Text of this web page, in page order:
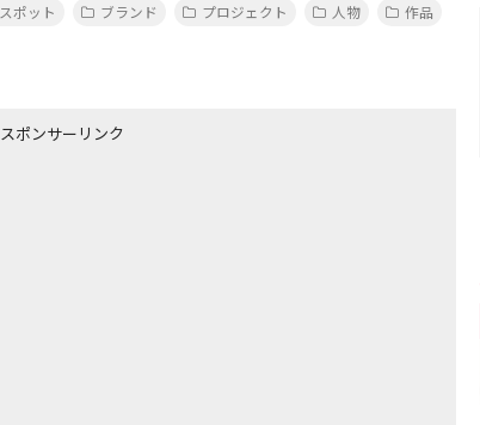
スポット ブランド プロジェクト 人物
作品
スポンサーリンク